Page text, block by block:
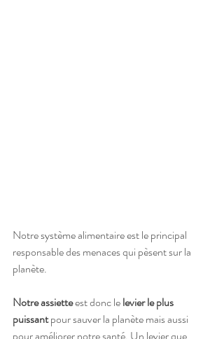
Notre système alimentaire est le principal
responsable des menaces qui pèsent sur la
planète.
Notre assiette est donc le levier le plus
puissant pour sauver la planète mais aussi